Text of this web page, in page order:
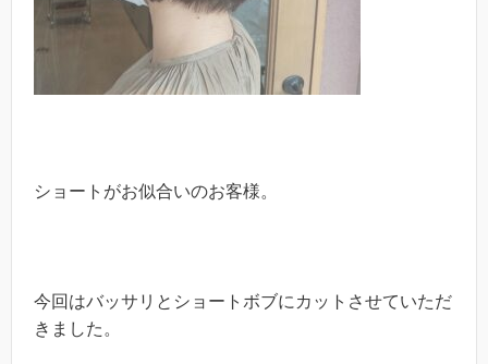
ショートがお似合いのお客様。
今回はバッサリとショートボブにカットさせていただ
きました。